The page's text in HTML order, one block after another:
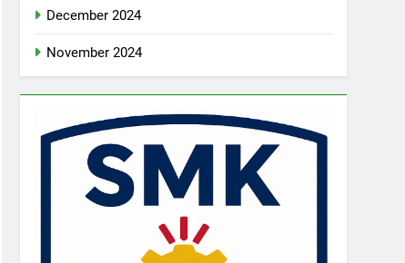
December 2024
November 2024